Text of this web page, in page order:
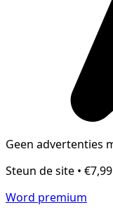
Geen advertenties
Steun de site •
Word premium